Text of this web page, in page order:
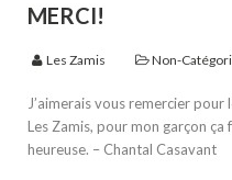
MERCI!
Les Zamis Non-
J’aimerais vous remercier
Les Zamis, pour mon garçon ça
heureuse. – Chantal Casavant